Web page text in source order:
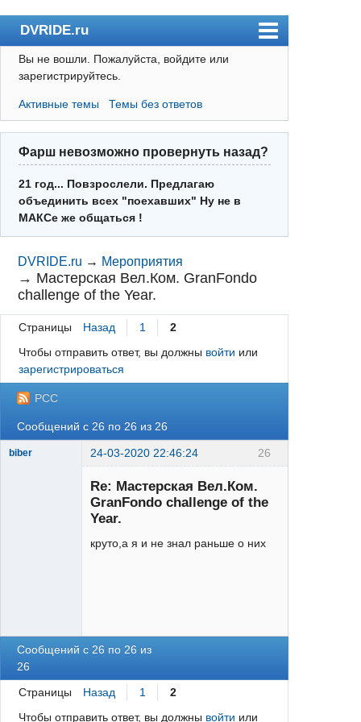
DVRIDE.ru
Форум
Пользователи
Правила
Поиск
Регистрация
Вход
Вы не вошли. Пожалуйста, войдите или
зарегистрируйтесь.
Активные темы Темы без ответов
Фарш невозможно провернуть назад?
21 год... Повзрослели. Предлагаю
объединить всех "поехавших" Ну не в
МАКСе же общаться !
DVRIDE.ru → Мероприятия
→ Мастерская Вел.Ком. GranFondo
challenge of the Year.
Страницы Назад 1
2
Чтобы отправить ответ, вы должны войти или
зарегистрироваться
РСС
Сообщений с 26 по 26 из 26
26
biber 24-03-2020 22:46:24
Re: Мастерская Вел.Ком.
GranFondo challenge of the
Year.
круто,а я и не знал раньше о них
Сообщений с 26 по 26 из
26
Страницы Назад 1
2
Чтобы отправить ответ, вы должны войти или